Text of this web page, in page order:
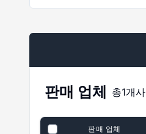
판매 업체 총1개사
판매 업체